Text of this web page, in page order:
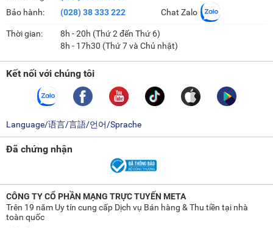
Bảo hành:
(028) 38 333 222
Chat Zalo
Thời gian:
8h - 20h (Thứ 2 đến Thứ 6)
8h - 17h30 (Thứ 7 và Chủ nhật)
Kết nối với chúng tôi
Language/语言/言語/언어/Sprache
Đã chứng nhận
CÔNG TY CỔ PHẦN MẠNG TRỰC TUYẾN META
Trên 19 năm Uy tín cung cấp Dịch vụ Bán hàng & Thu tiền tại nhà
toàn quốc